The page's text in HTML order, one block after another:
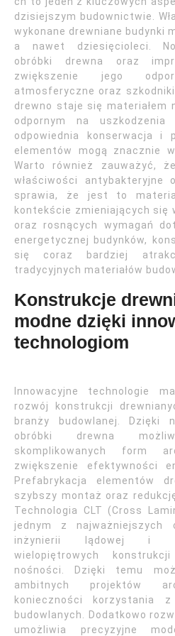
dzisiejszym budownictwie.
wykonane drewniane budynki
a nawet dziesięcioleci.
obróbki drewna oraz
zwiększenie jego
atmosferyczne oraz
drewno staje się materiałem
odpornym na uszkodzenia
odpowiednia konserwacja i
elementów mogą znacznie
Warto również zauważyć,
właściwości antybakteryjne
sprawia, że jest to
kontekście zmieniających się
oraz rosnących wymagań
energetycznej budynków,
się coraz bardziej
tradycyjnych materiałów
Konstrukcje
modne dzięki
technologiom
Innowacyjne technologie
rozwój konstrukcji
branży budowlanej. Dzięki
obróbki drewna
skomplikowanych form
zwiększenie efektywności
Prefabrykacja elementów
szybszy montaż oraz
Technologia CLT (Cross
jednym z najważniejszych
inżynierii lądowej i
wielopiętrowych
nośności. Dzięki temu
ambitnych projektów
konieczności korzystania
budowlanych. Dodatkowo
umożliwia precyzyjne